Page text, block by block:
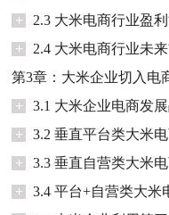
+
2.3 大米电商行业盈
+
2.4 大米电商行业未
第3章：大米企业切入电
+
3.1 大米企业电商发
+
3.2 垂直平台类大米
+
3.3 垂直自营类大米
+
3.4 平台+自营类大米